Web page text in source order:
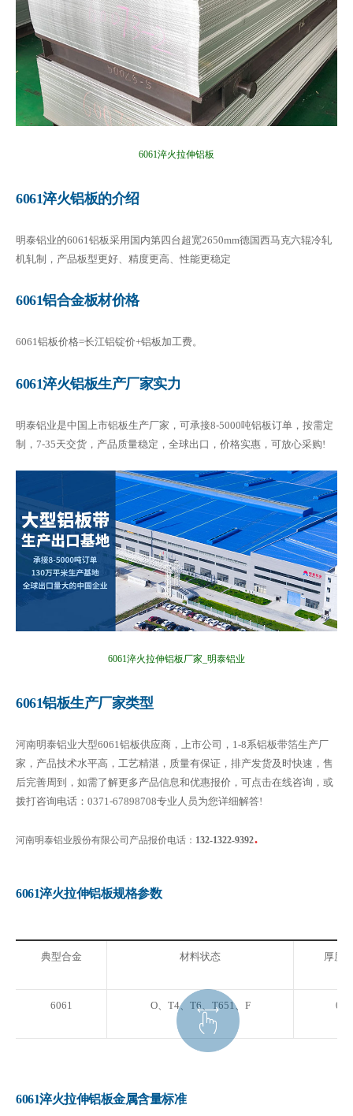
6061淬火拉伸铝板
6061淬火铝板的介绍
明泰铝业的6061铝板采用国内第四台超宽2650mm德国西马克六辊冷轧
机轧制，产品板型更好、精度更高、性能更稳定
6061铝合金板材价格
6061铝板价格=长江铝锭价+铝板加工费。
6061淬火铝板生产厂家实力
明泰铝业是中国上市铝板生产厂家，可承接8-5000吨铝板订单，按需定
制，7-35天交货，产品质量稳定，全球出口，价格实惠，可放心采购!
6061淬火拉伸铝板厂家_明泰铝业
6061铝板生产厂家类型
河南明泰铝业大型6061铝板供应商，上市公司，1-8系铝板带箔生产厂
家，产品技术水平高，工艺精湛，质量有保证，排产发货及时快速，售
后完善周到，如需了解更多产品信息和优惠报价，可点击在线咨询，或
拨打咨询电话：0371-67898708专业人员为您详细解答!
河南明泰铝业股份有限公司产品报价电话： 132-1322-9392.
6061淬火拉伸铝板规格参数
典型合金 材料状态 厚度
6061 O、T4、T6、T651、F
6061淬火拉伸铝板金属含量标准